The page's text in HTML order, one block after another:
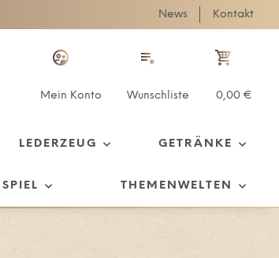
News Kontakt
Mein Konto Wunschliste 0,00 €
LEDERZEUG GETRÄNKE
THEMENWELTEN